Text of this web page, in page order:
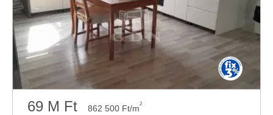
69 M Ft 862 500 Ft/m2